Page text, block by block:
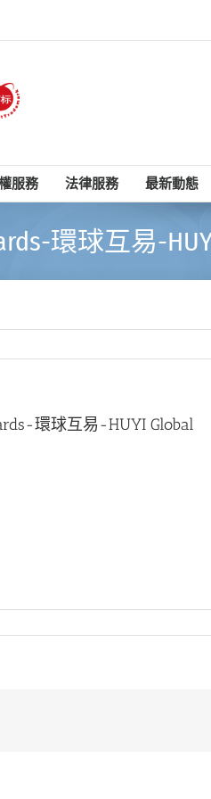
服務 法律服務 最新動態
環球互易-
環球互易-HUYI Global